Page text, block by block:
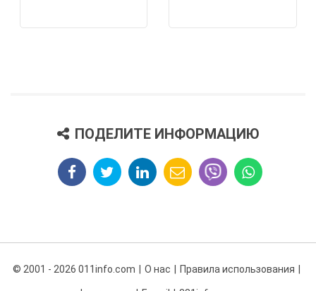
ПОДЕЛИТЕ ИНФОРМАЦИЮ
© 2001 - 2026 011info.com О нас Правила использования